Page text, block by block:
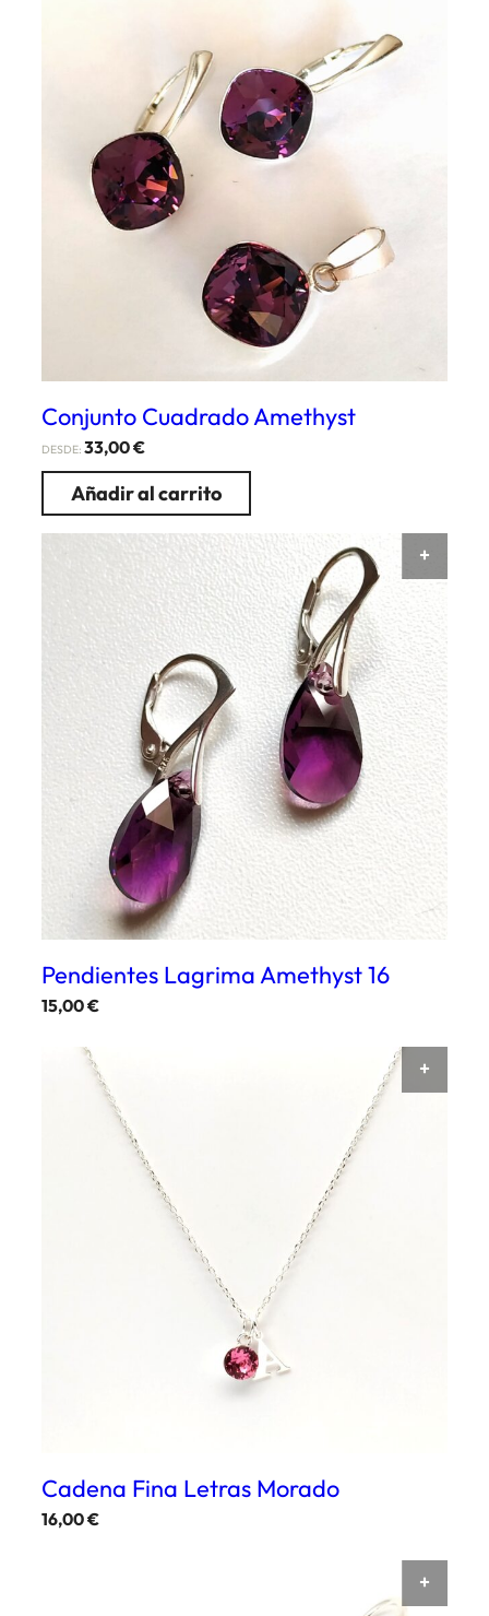
Conjunto Cuadrado Amethyst
DESDE: 33,00€
Añadir al carrito
Pendientes Lagrima Amethyst 16
15,00€
Cadena Fina Letras Morado
16,00€